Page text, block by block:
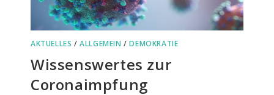
AKTUELLES /ALLGEMEIN /DEMOKRATIE
Wissenswertes zur
Coronaimpfung